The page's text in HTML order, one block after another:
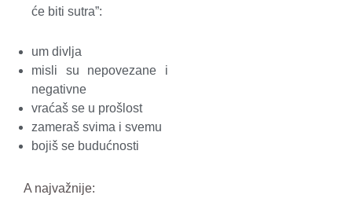
će biti sutra”:
um divlja
misli su nepovezane i
negativne
vraćaš se u prošlost
zameraš svima i svemu
bojiš se budućnosti
A najvažnije: